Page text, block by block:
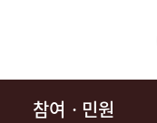
참여ㆍ민원